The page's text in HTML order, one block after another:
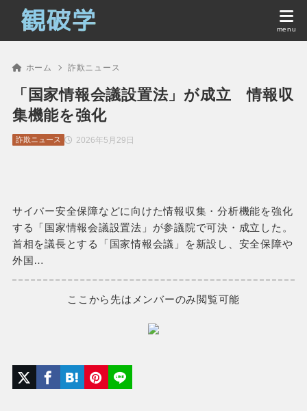
ホーム 詐欺ニュース
「国家情報会議設置法」が成立 情報収
集機能を強化
2026年5月29日
詐欺ニュース
サイバー安全保障などに向けた情報収集・分析機能を強化
する「国家情報会議設置法」が参議院で可決・成立した。
首相を議長とする「国家情報会議」を新設し、安全保障や
外国…
ここから先はメンバーのみ閲覧可能